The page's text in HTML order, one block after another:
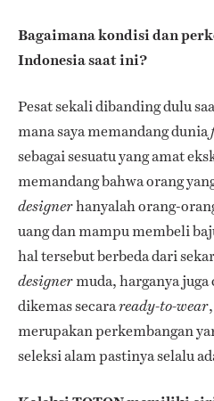
Bagaimana kondisi dan
Indonesia saat ini?
Pesat sekali dibanding dulu
mana saya memandang dunia
sebagai sesuatu yang amat
memandang bahwa orang
designerhanyalah orang-
uang dan mampu membeli
hal tersebut berbeda dari
designermuda, harganya
dikemas secaraready-to-wear
merupakan perkembangan
seleksi alam pastinya selalu